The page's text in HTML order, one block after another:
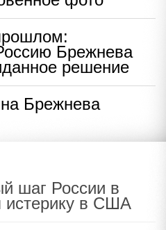
Брежнева
решение
Брежнева
шаг России в
в США